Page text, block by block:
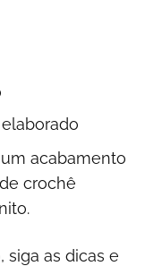
acabamento
crochê
siga as dicas e